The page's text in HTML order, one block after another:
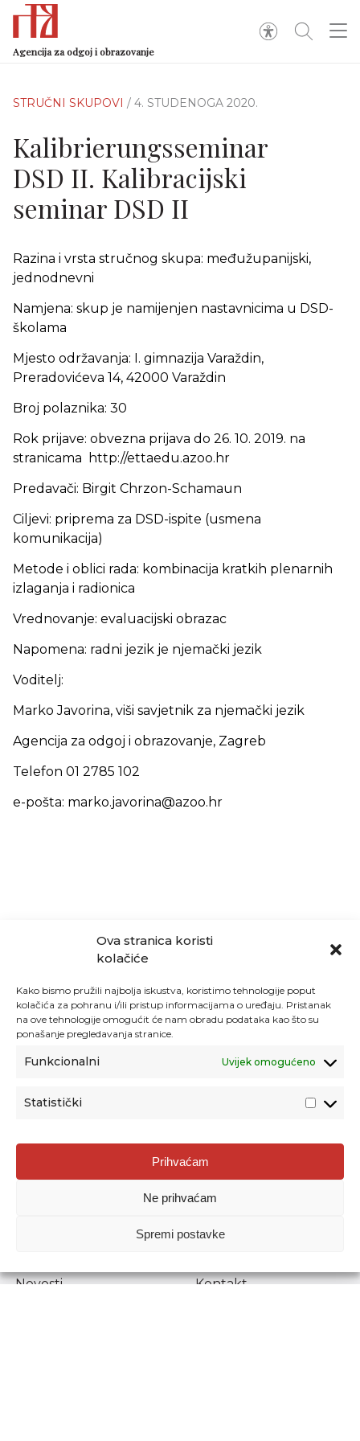
Ova stranica koristi
kolačiće
Kako bismo pružili najbolja iskustva, koristimo tehnologije poput
kolačića za pohranu i/ili pristup informacijama o uređaju. Pristanak
na ove tehnologije omogućit će nam obradu podataka kao što su
ponašanje pregledavanja stranice.
Funkcionalni Uvijek omogućeno
Statistički
Prihvaćam
Ne prihvaćam
Spremi postavke
Agencija za odgoj i obrazovanje
STRUČNI SKUPOVI / 4. STUDENOGA 2020.
Kalibrierungsseminar
DSD II. Kalibracijski
seminar DSD II
Razina i vrsta stručnog skupa: međužupanijski,
jednodnevni
Namjena: skup je namijenjen nastavnicima u DSD-
školama
Mjesto održavanja: I. gimnazija Varaždin,
Preradovićeva 14, 42000 Varaždin
Broj polaznika: 30
Rok prijave: obvezna prijava do 26. 10. 2019. na
stranicama http://ettaedu.azoo.hr
Predavači: Birgit Chrzon-Schamaun
Ciljevi: priprema za DSD-ispite (usmena
komunikacija)
Metode i oblici rada: kombinacija kratkih plenarnih
izlaganja i radionica
Vrednovanje: evaluacijski obrazac
Napomena: radni jezik je njemački jezik
Voditelj:
Marko Javorina, viši savjetnik za njemački jezik
Agencija za odgoj i obrazovanje, Zagreb
Telefon 01 2785 102
e-pošta: marko.javorina@azoo.hr
Agencija za odgoj i obrazovanje
Donje Svetice 38, 10000 Zagreb
1778129
Prenošenje sadržaja dopušteno je uz navođenje izvora.
Novosti
Kontakt